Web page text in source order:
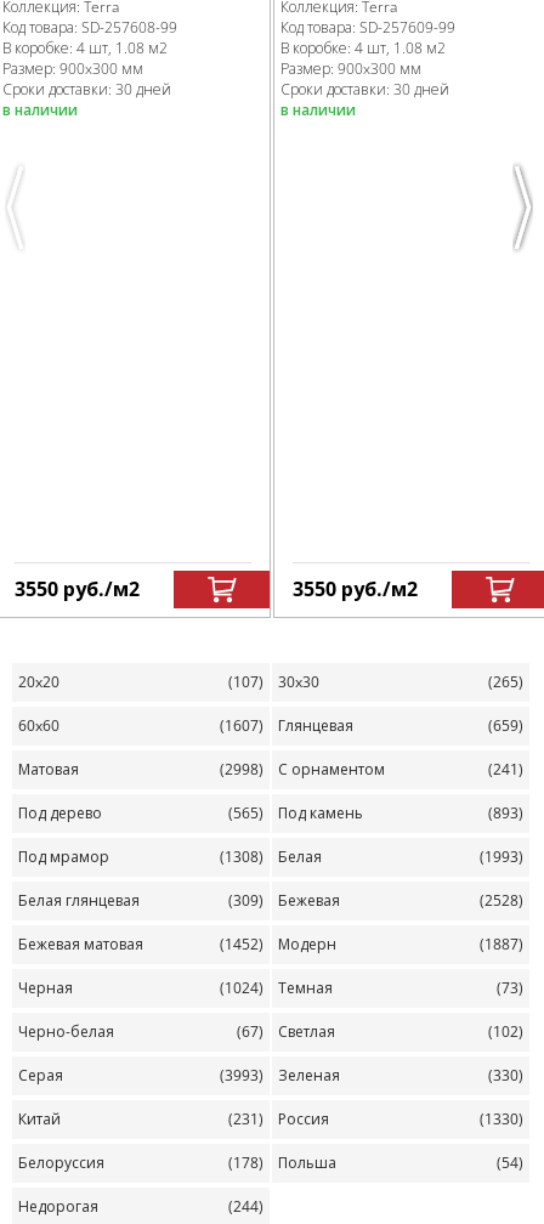
Previous
Коллекция: Terra
Код товара: SD-257608-99
В коробке: 4 шт, 1.08 м2
Размер: 900x300 мм
Сроки доставки: 30 дней
в наличии
3550 руб./м2
Коллекция: Terra
Код товара: SD-257609-99
В коробке: 4 шт, 1.08 м2
Размер: 900x300 мм
Сроки доставки: 30 дней
в наличии
3550 руб./м2
20x20 (107) 30x30 (265)
60x60 (1607) Глянцевая (659)
Матовая (2998) С орнаментом (241)
Под дерево (565) Под камень (893)
Под мрамор (1308) Белая (1993)
Белая глянцевая (309) Бежевая (2528)
Бежевая матовая (1452) Модерн (1887)
Черная (1024) Темная (73)
Черно-белая (67) Светлая (102)
Серая (3993) Зеленая (330)
Китай (231) Россия (1330)
Белоруссия (178) Польша (54)
Недорогая (244)